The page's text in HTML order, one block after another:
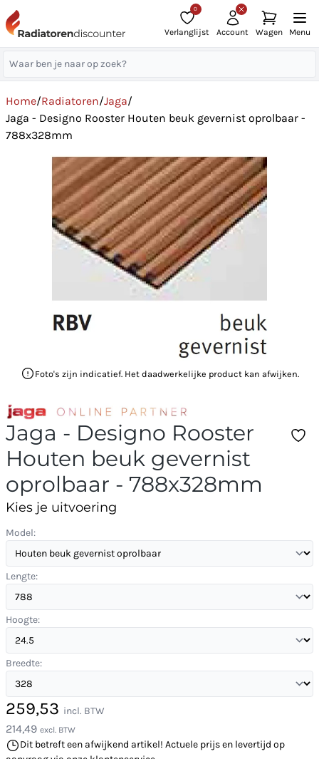
0
Verlanglijst Account Wagen Menu
Home/Radiatoren/Jaga/
Jaga - Designo Rooster Houten beuk gevernist oprolbaar -
788x328mm
Foto's zijn indicatief. Het daadwerkelijke product kan afwijken.
Jaga - Designo Rooster
Houten beuk gevernist
oprolbaar - 788x328mm
Kies je uitvoering
Model:
Lengte:
Hoogte:
Breedte:
259,53 incl. BTW
214,49 excl. BTW
Dit betreft een afwijkend artikel! Actuele prijs en levertijd op